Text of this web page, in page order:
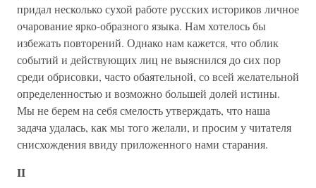
придал несколько сухой работе русских историков личное
очарование ярко-образного языка. Нам хотелось бы
избежать повторений. Однако нам кажется, что облик
событий и действующих лиц не выяснился до сих пор
среди обрисовки, часто обаятельной, со всей желательной
определенностью и возможно большей долей истины.
Мы не берем на себя смелость утверждать, что наша
задача удалась, как мы того желали, и просим у читателя
снисхождения ввиду приложенного нами старания.
II